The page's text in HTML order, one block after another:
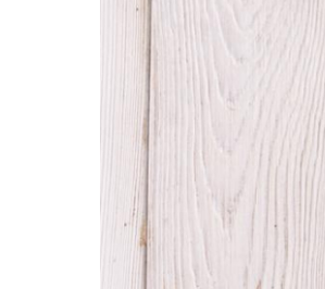
Картопля з м’ясом
Мясо по-французьки
Рецепти із фаршу